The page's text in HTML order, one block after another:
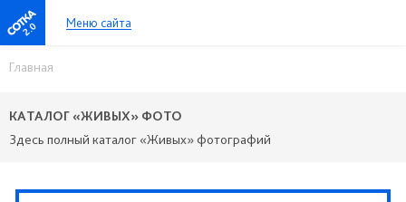
2.0 Меню сайта
Главная
КАТАЛОГ «ЖИВЫХ» ФОТО
Здесь полный каталог «Живых» фотографий